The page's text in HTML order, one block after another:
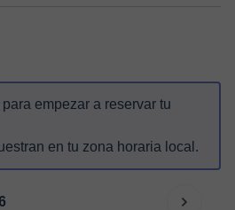
empezar a reservar tu
en tu zona horaria local.